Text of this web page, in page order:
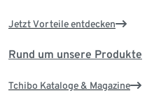
Jetzt Vorteile entdecken
Rund um unsere Produkte
Tchibo Kataloge & Magazine